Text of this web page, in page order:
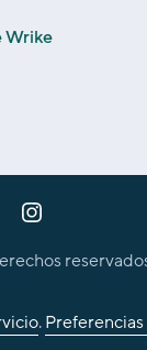
Wrike
.